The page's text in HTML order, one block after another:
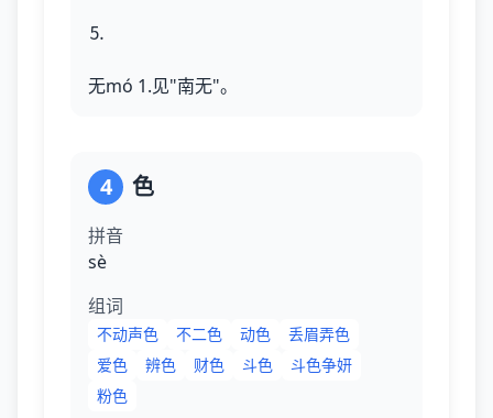
⒌
无mó 1.见"南无"。
4 色
拼音
sè
组词
不动声色 不二色 动色
丢眉弄色
爱色
辨色 财色 斗色
斗色争妍
粉色